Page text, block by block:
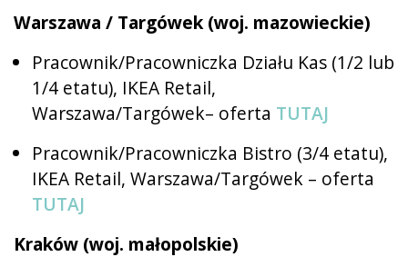
Warszawa / Targówek (woj. mazowieckie)
Pracownik/Pracowniczka Działu Kas (1/2 lub
1/4 etatu), IKEA Retail,
Warszawa/Targówek– oferta TUTAJ
Pracownik/Pracowniczka Bistro (3/4 etatu),
IKEA Retail, Warszawa/Targówek – oferta
TUTAJ
Kraków (woj. małopolskie)